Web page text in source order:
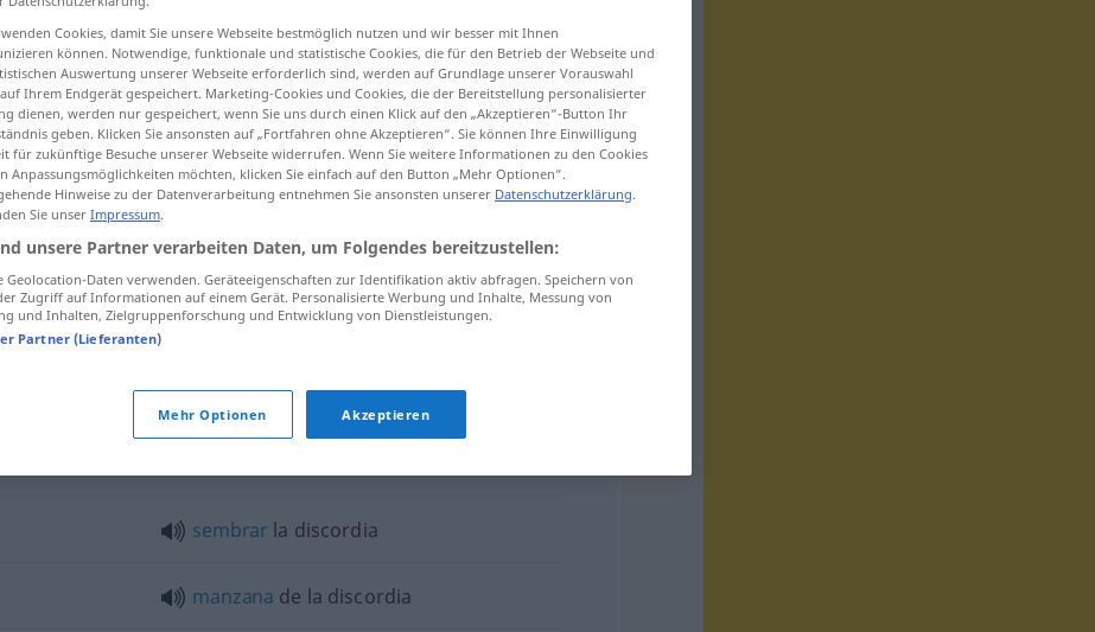
antippen)
discordia
sembrar la discordia
manzana de la discordia
Cookies, damit Sie unsere Webseite bestmöglich nutzen und wir besser mit Ihnen
können. Notwendige, funktionale und statistische Cookies, die für den Betrieb der Webseite und
Auswertung unserer Webseite erforderlich sind, werden auf Grundlage unserer Vorauswahl
Ihrem Endgerät gespeichert. Marketing-Cookies und Cookies, die der Bereitstellung personalisierter
dienen, werden nur gespeichert, wenn Sie uns durch einen Klick auf den „Akzeptieren“-Button Ihr
geben. Klicken Sie ansonsten auf „Fortfahren ohne Akzeptieren“. Sie können Ihre Einwilligung
für zukünftige Besuche unserer Webseite widerrufen. Wenn Sie weitere Informationen zu den Cookies
Anpassungsmöglichkeiten möchten, klicken Sie einfach auf den Button „Mehr Optionen“.
Hinweise zu der Datenverarbeitung entnehmen Sie ansonsten unserer Datenschutzerklärung.
Sie unser Impressum.
unsere Partner verarbeiten Daten, um Folgendes bereitzustellen:
Geolocation-Daten verwenden. Geräteeigenschaften zur Identifikation aktiv abfragen. Speichern von
Zugriff auf Informationen auf einem Gerät. Personalisierte Werbung und Inhalte, Messung von
und Inhalten, Zielgruppenforschung und Entwicklung von Dienstleistungen.
Partner (Lieferanten)
Mehr Optionen Akzeptieren